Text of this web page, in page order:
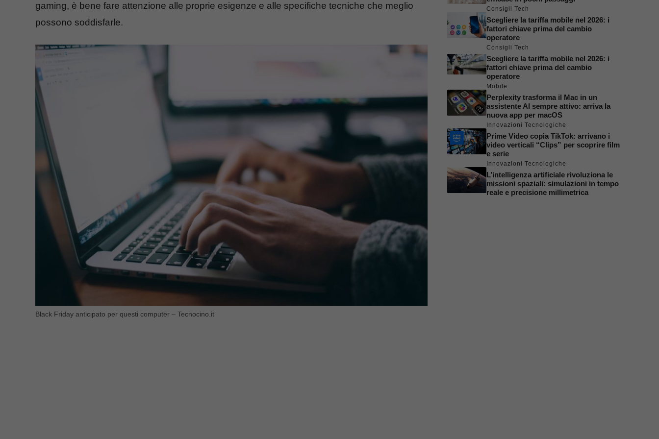
gaming, è bene fare attenzione alle proprie esigenze e alle specifiche tecniche che meglio
possono soddisfarle.
Black Friday anticipato per questi computer – Tecnocino.it
Consigli Tech
Scegliere la tariffa mobile nel 2026: i
fattori chiave prima del cambio
operatore
Consigli Tech
Scegliere la tariffa mobile nel 2026: i
fattori chiave prima del cambio
operatore
Mobile
Perplexity trasforma il Mac in un
assistente AI sempre attivo: arriva la
nuova app per macOS
Innovazioni Tecnologiche
Prime Video copia TikTok: arrivano i
video verticali “Clips” per scoprire film
e serie
Innovazioni Tecnologiche
L’intelligenza artificiale rivoluziona le
missioni spaziali: simulazioni in tempo
reale e precisione millimetrica